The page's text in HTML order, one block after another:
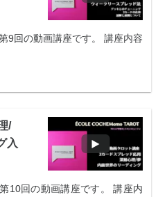
9回の動画講座です。 講座内容
/
入
10回の動画講座です。 講座内